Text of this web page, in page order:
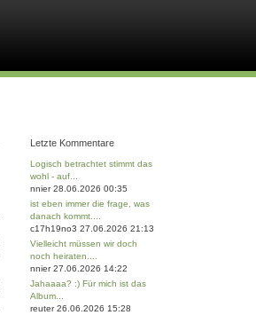
Letzte Kommentare
Logisch betrachtet stimmt das
wohl - auf...
nnier 28.06.2026 00:35
ist eben immer die frage, was
danach kommt....
c17h19no3 27.06.2026 21:13
Vielleicht müssen wir doch
noch heiraten....
nnier 27.06.2026 14:22
Jahaaaa? :) Für mich ist das
Album...
reuter 26.06.2026 15:28